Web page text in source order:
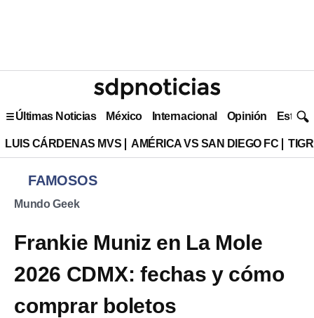
Últimas Noticias México Internacional Opinión Estilo
LUIS CÁRDENAS MVS AMÉRICA VS SAN DIEGO FC
FAMOSOS
Mundo Geek
Frankie Muniz en La Mole
2026 CDMX: fechas y cómo
comprar boletos